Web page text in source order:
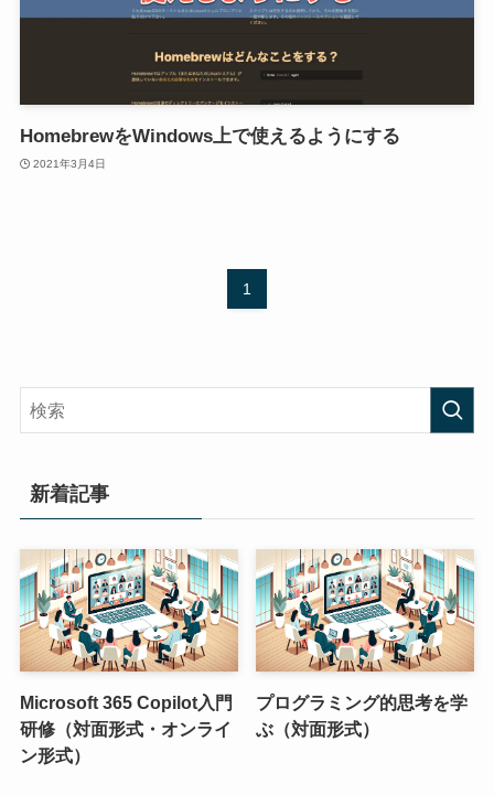
HomebrewをWindows上で使えるようにする
2021年3月4日
1
新着記事
Microsoft 365 Copilot入門
研修（対面形式・オンライ
ン形式）
プログラミング的思考を学
ぶ（対面形式）